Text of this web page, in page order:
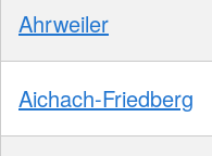
Ahrweiler
Aichach-Friedberg